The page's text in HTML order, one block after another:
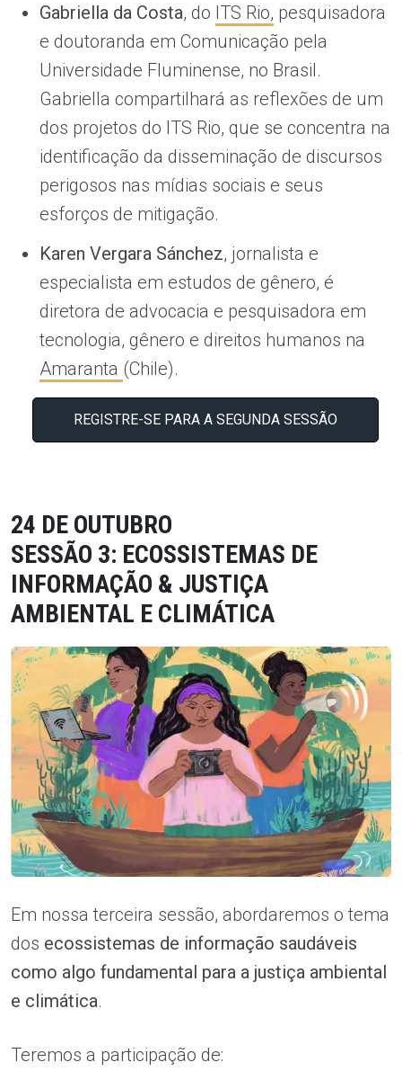
Gabriella da Costa, do ITS Rio, pesquisadora
e doutoranda em Comunicação pela
Universidade Fluminense, no Brasil.
Gabriella compartilhará as reflexões de um
dos projetos do ITS Rio, que se concentra na
identificação da disseminação de discursos
perigosos nas mídias sociais e seus
esforços de mitigação.
Karen Vergara Sánchez, jornalista e
especialista em estudos de gênero, é
diretora de advocacia e pesquisadora em
tecnologia, gênero e direitos humanos na
Amaranta (Chile).
REGISTRE-SE PARA A SEGUNDA SESSÃO
24 DE OUTUBRO
SESSÃO 3: ECOSSISTEMAS DE
INFORMAÇÃO & JUSTIÇA
AMBIENTAL E CLIMÁTICA
Em nossa terceira sessão, abordaremos o tema
dos ecossistemas de informação saudáveis
como algo fundamental para a justiça ambiental
e climática.
Teremos a participação de: